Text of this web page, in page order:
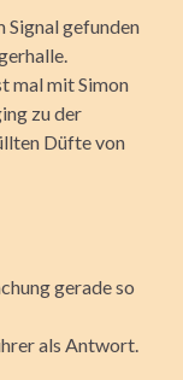
Signal gefunden
mal mit Simon
zu der
Düfte von
gerade so
als Antwort.